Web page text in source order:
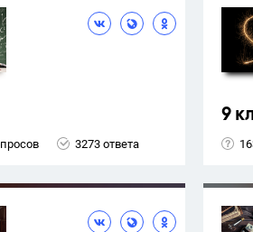
3273 ответа
9